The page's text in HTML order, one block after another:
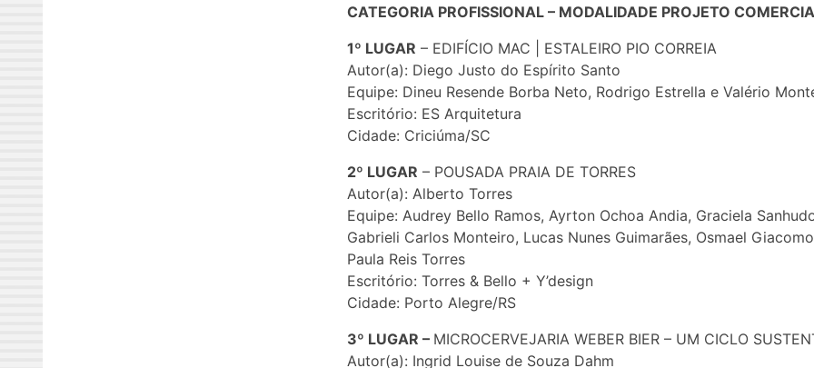
CATEGORIA PROFISSIONAL – MODALIDADE PROJETO
1º LUGAR – EDIFÍCIO MAC | ESTALEIRO PIO CORREIA
Autor(a): Diego Justo do Espírito Santo
Equipe: Dineu Resende Borba Neto, Rodrigo Estrella e Valério
Escritório: ES Arquitetura
Cidade: Criciúma/SC
2º LUGAR – POUSADA PRAIA DE TORRES
Autor(a): Alberto Torres
Equipe: Audrey Bello Ramos, Ayrton Ochoa Andia, Graciela
Gabrieli Carlos Monteiro, Lucas Nunes Guimarães, Osmael
Paula Reis Torres
Escritório: Torres & Bello + Y’design
Cidade: Porto Alegre/RS
3º LUGAR – MICROCERVEJARIA WEBER BIER – UM CICLO
Autor(a): Ingrid Louise de Souza Dahm